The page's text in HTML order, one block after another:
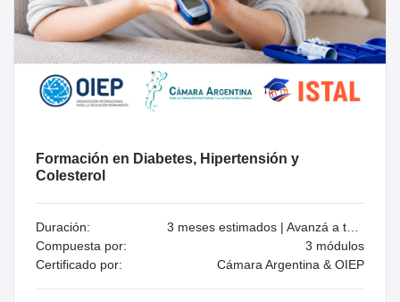
Formación en Diabetes, Hipertensión y
Colesterol
Duración:
Compuesta por:
3 módulos
Certificado por:
Cámara Argentina & OIEP